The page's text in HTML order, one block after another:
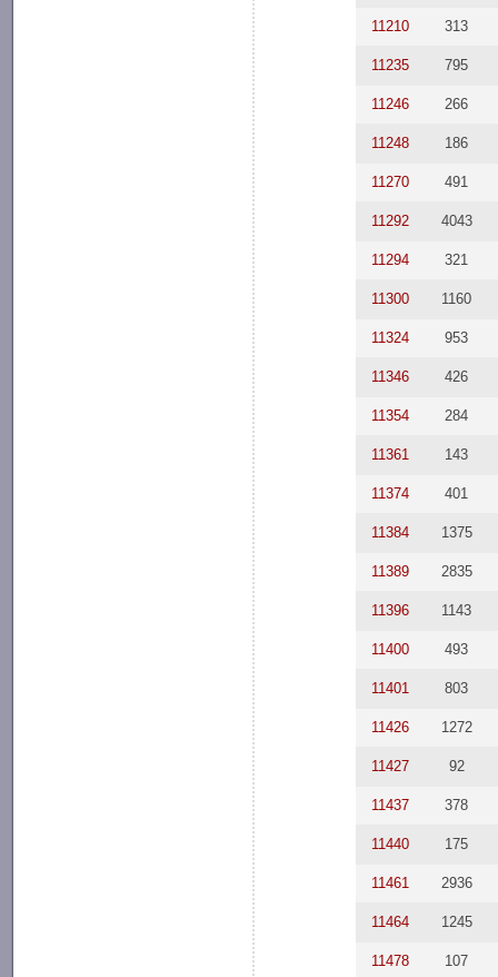
11210 313
11235 795
11246 266
11248 186
11270 491
11292 4043
11294 321
11300 1160
11324 953
11346 426
11354 284
11361 143
11374 401
11384 1375
11389 2835
11396 1143
11400 493
11401 803
11426 1272
11427 92
11437 378
11440 175
11461 2936
11464 1245
11478 107